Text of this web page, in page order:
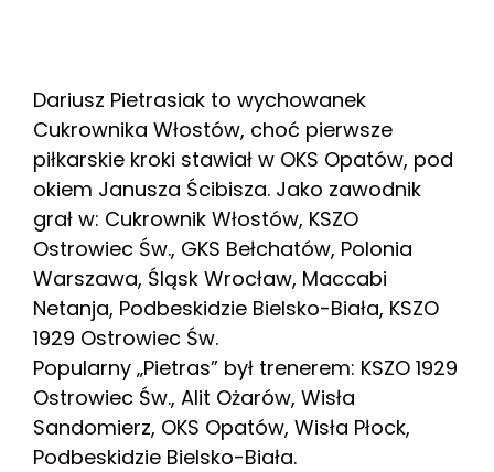
Dariusz Pietrasiak to wychowanek
Cukrownika Włostów, choć pierwsze
piłkarskie kroki stawiał w OKS Opatów, pod
okiem Janusza Ścibisza. Jako zawodnik
grał w: Cukrownik Włostów, KSZO
Ostrowiec Św., GKS Bełchatów, Polonia
Warszawa, Śląsk Wrocław, Maccabi
Netanja, Podbeskidzie Bielsko-Biała, KSZO
1929 Ostrowiec Św.
Popularny „Pietras” był trenerem: KSZO 1929
Ostrowiec Św., Alit Ożarów, Wisła
Sandomierz, OKS Opatów, Wisła Płock,
Podbeskidzie Bielsko-Biała.